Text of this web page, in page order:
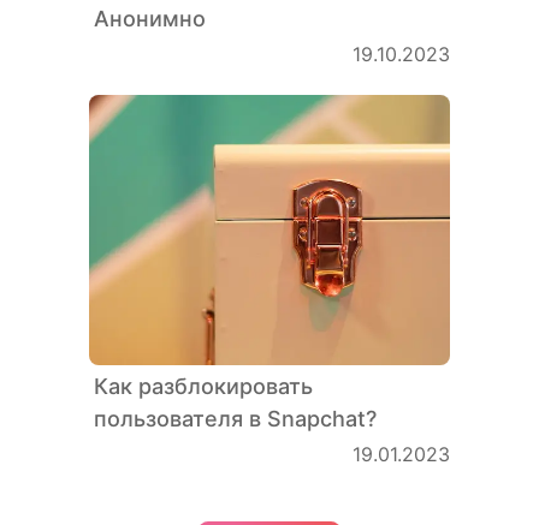
Анонимно
19.10.2023
Как разблокировать
пользователя в Snapchat?
19.01.2023